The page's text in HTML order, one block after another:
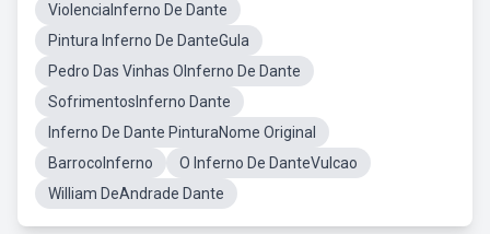
ViolenciaInferno De Dante
Pintura Inferno De DanteGula
Pedro Das Vinhas OInferno De Dante
SofrimentosInferno Dante
Inferno De Dante PinturaNome Original
BarrocoInferno
O Inferno De DanteVulcao
William DeAndrade Dante